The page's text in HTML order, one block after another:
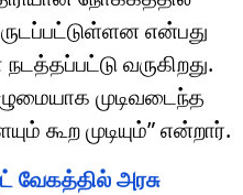
என்பது
வருகிறது.
முடிவடைந்த
கூற முடியும்” என்றார்.
வேகத்தில் அரசு